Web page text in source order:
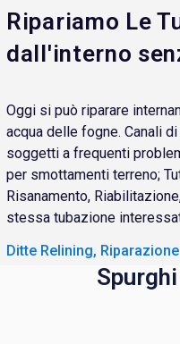
Ripariamo Le
dall'interno
Oggi si può riparare
acqua delle fogne. Canali
soggetti a frequenti
per smottamenti terreno;
Risanamento,
stessa tubazione
Ditte Relining,